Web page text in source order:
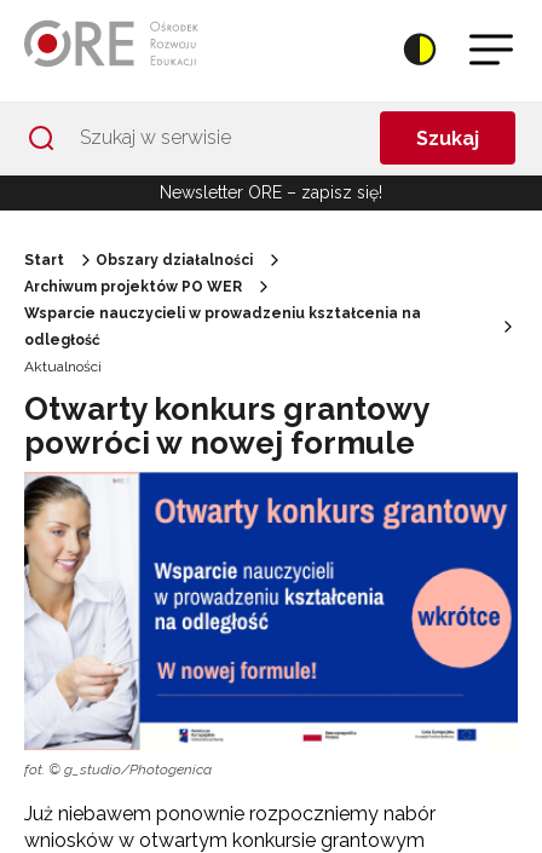
Szukaj
Newsletter ORE – zapisz się!
Start
Obszary działalności
Archiwum projektów PO WER
Wsparcie nauczycieli w prowadzeniu kształcenia na
odległość
Aktualności
Otwarty konkurs grantowy
powróci w nowej formule
fot. © g_studio/Photogenica
Już niebawem ponownie rozpoczniemy nabór
wniosków w otwartym konkursie grantowym